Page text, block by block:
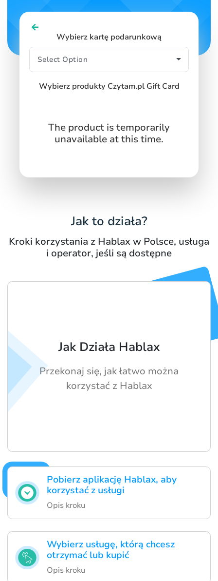
SIGN INSIGN UP
Wybierz kartę podarunkową
Wybierz produkty Czytam.pl Gift Card
The product is temporarily
unavailable at this time.
Jak to działa?
Kroki korzystania z Hablax w Polsce, usługa
i operator, jeśli są dostępne
Pobierz aplikację Hablax, aby
korzystać z usługi
Opis kroku
Wybierz usługę, którą chcesz
otrzymać lub kupić
Opis kroku
Jak Działa Hablax
Przekonaj się, jak łatwo można
korzystać z Hablax